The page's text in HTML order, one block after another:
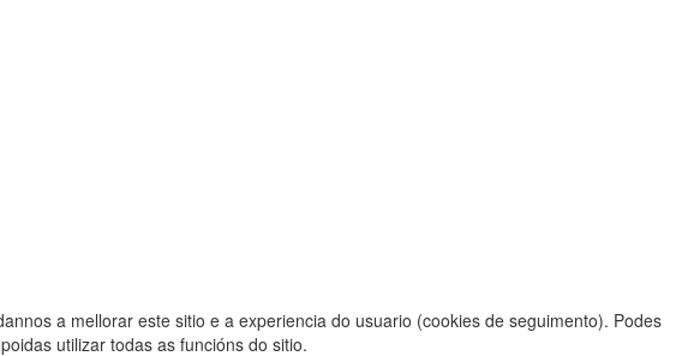
a mellorar este sitio e a experiencia do usuario (cookies de seguimento). Podes
utilizar todas as funcións do sitio.